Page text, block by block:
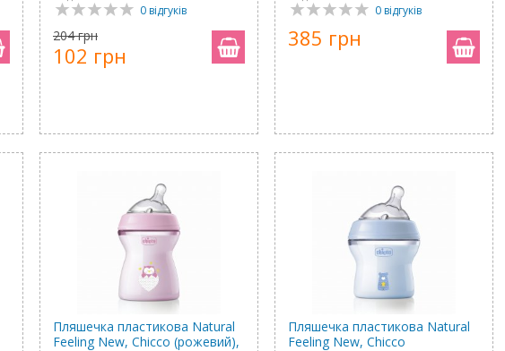
0 відгуків
204 грн
102 грн
0 відгуків
385 грн
Пляшечка пластикова Natural
Feeling New, Chicco (рожевий),
Пляшечка пластикова Natural
Feeling New, Chicco